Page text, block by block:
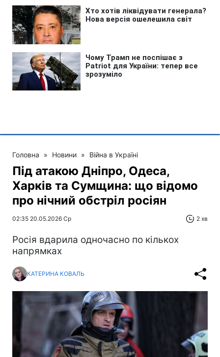
Головна » Новини » Війна в Україні
Під атакою Дніпро, Одеса,
Харків та Сумщина: що відомо
про нічний обстріл росіян
02:35 20.05.2026 Ср 2 хв
Росія вдарила одночасно по кількох
напрямках
КАТЕРИНА КОВАЛЬ